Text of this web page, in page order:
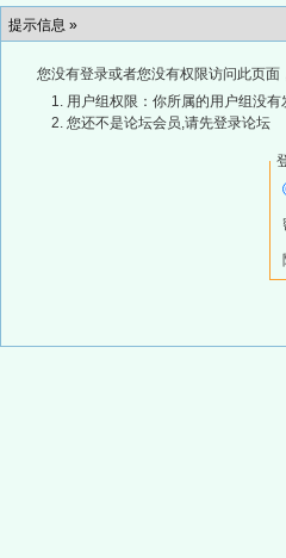
提示信息 »
您没有登录或者您没有权限访问此页面
用户组权限：你所属的用户组没
您还不是论坛会员,请先登录论坛